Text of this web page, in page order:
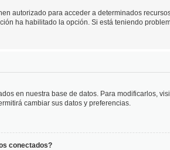
autorizado para acceder a determinados
ha habilitado la opción. Si está teniendo
en nuestra base de datos. Para modificarlos,
cambiar sus datos y preferencias.
conectados?